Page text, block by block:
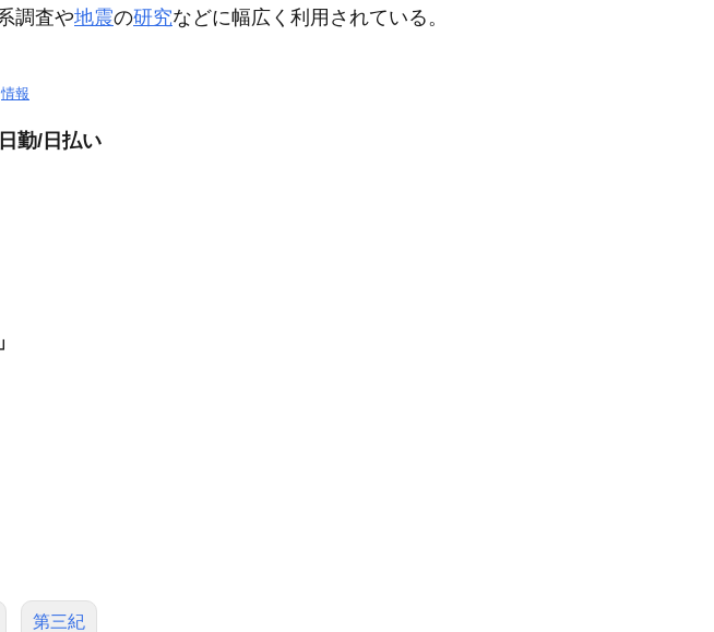
調査や地震の研究などに幅広く利用されている。
情報
勤/日払い
第三紀